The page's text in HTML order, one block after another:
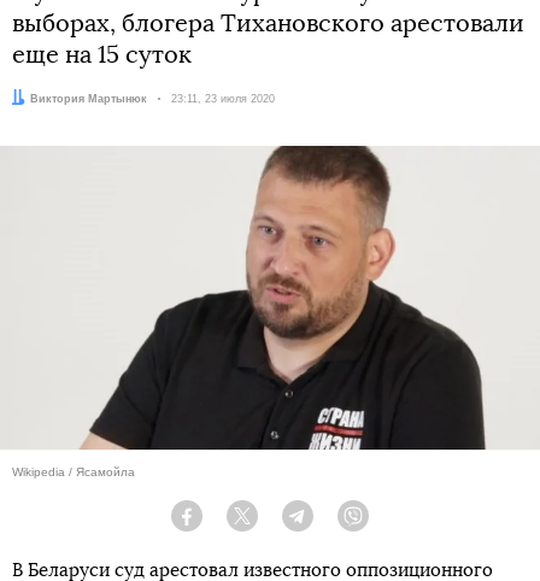
выборах, блогера Тихановского арестовали
еще на 15 суток
Автор:Виктория Мартынюк Дата:
23:11, 23 июля 2020
Wikipedia / Ясамойла
Facebook Twitter Telegram
В Беларуси суд арестовал известного оппозиционного